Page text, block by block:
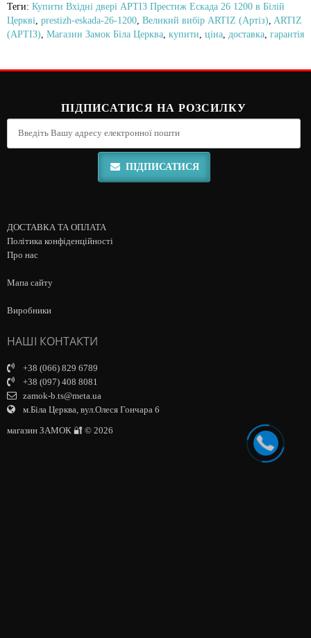
Теги: Купити Вхідні двері АРТІЗ Престиж Ескада 26 1200 в Білій
Церкві prestizh-eskada-26-1200 Великий вибір ARTIZ (Артіз) ARTIZ
(АРТІЗ) Магазин Замок Біла Церква купити ціна доставка гарантія
ПІДПИСАТИСЯ НА РОЗСИЛКУ
ПІДПИСАТИСЯ
ДОСТАВКА ТА ОПЛАТА
Політика конфіденційності
Про нас
Мапа сайту
Виробники
НАШІ КОНТАКТИ
+38 (066) 829 6789
+38 (097) 408 8081
zamok-b.ts@meta.ua
м.Біла Церква, вул.Олеся Гончара 6
магазин ЗАМОК 🔐 © 2026